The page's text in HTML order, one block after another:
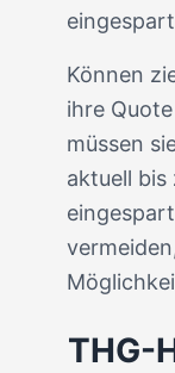
Können
ihre
müssen
aktuell bis
THG-